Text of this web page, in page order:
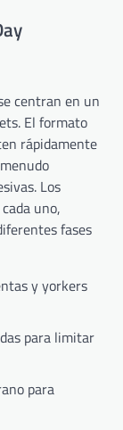
centran en un
El formato
rápidamente
Los
uno,
fases
y yorkers
para limitar
para